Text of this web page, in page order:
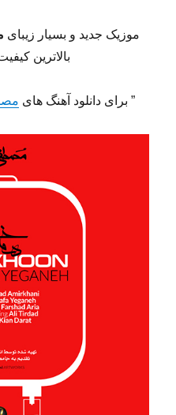
موزیک جدید و بسیار زیبای
بالاترین
” برای دانلود آهنگ های